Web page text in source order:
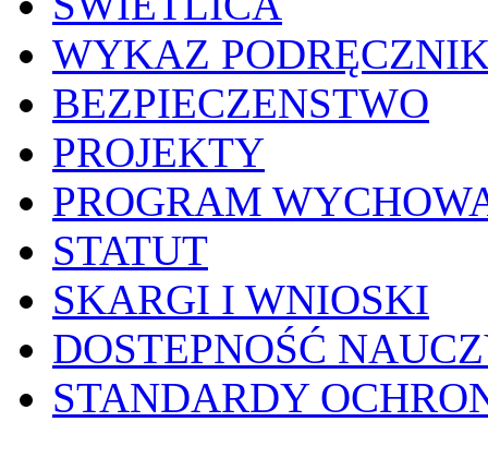
WYKAZ
BEZPIECZENSTWO
PROJEKTY
PROGRAM
STATUT
SKARGI I WNIOSKI
DOSTEPNOŚĆ
STANDARDY